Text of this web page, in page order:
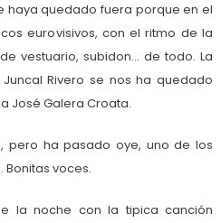
haya quedado fuera porque en el
eurovisivos, con el ritmo de la
vestuario, subidon… de todo. La
Rivero se nos ha quedado
José Galera Croata.
pero ha pasado oye, uno de los
Bonitas voces.
la noche con la tipica canción